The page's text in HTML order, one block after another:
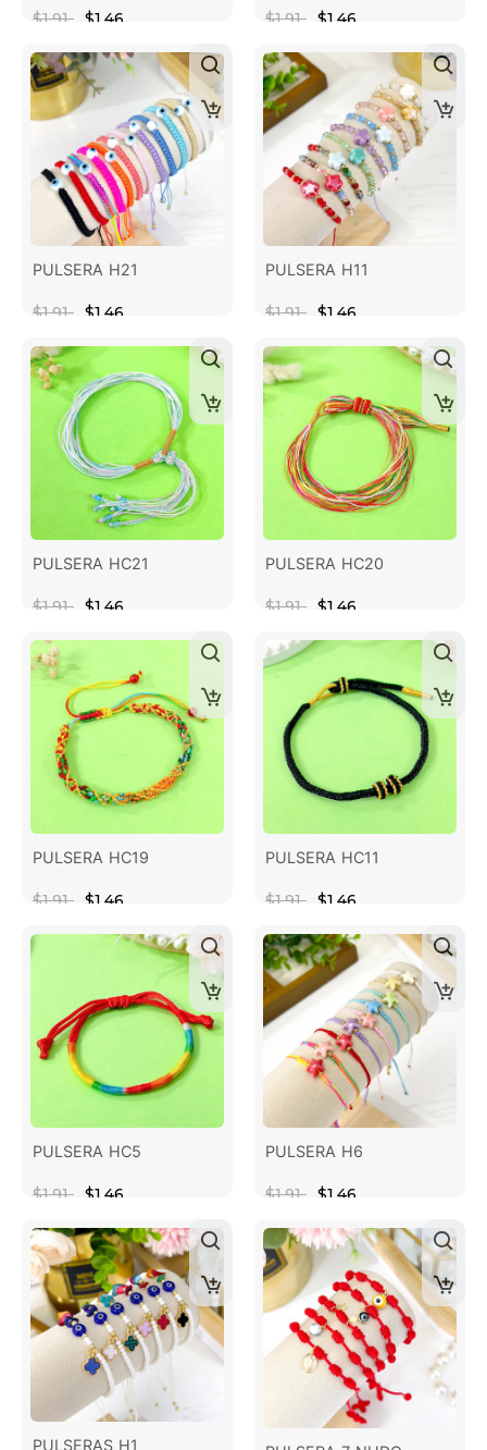
$1.91 $1.46 $1.91 $1.46
PULSERA H21
$1.91 $1.46
PULSERA H11
$1.91 $1.46
PULSERA HC21
$1.91 $1.46
PULSERA HC20
$1.91 $1.46
PULSERA HC19
$1.91 $1.46
PULSERA HC11
$1.91 $1.46
PULSERA HC5
$1.91 $1.46
PULSERA H6
$1.91 $1.46
PULSERAS H1